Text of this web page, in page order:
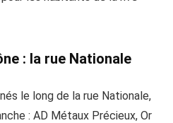
: la rue Nationale
le long de la rue Nationale,
: AD Métaux Précieux, Or